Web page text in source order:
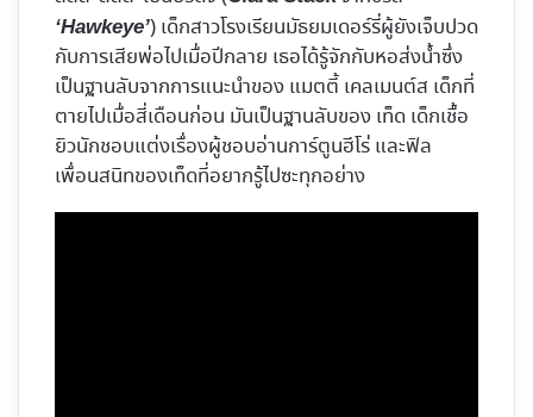
‘Hawkeye’) เด็กสาวโรงเรียนมัธยมเดอร์รี่ผู้ยังเจ็บปวด
กับการเสียพ่อไปเมื่อปีกลาย เธอได้รู้จักกับหอส่งน้ำซึ่ง
เป็นฐานลับจากการแนะนำของ แมตตี้ เคลเมนต์ส เด็กที่
ตายไปเมื่อสี่เดือนก่อน มันเป็นฐานลับของ เท็ด เด็กเชื้อ
ยิวนักชอบแต่งเรื่องผู้ชอบอ่านการ์ตูนฮีโร่ และฟิล
เพื่อนสนิทของเท็ดที่อยากรู้ไปซะทุกอย่าง